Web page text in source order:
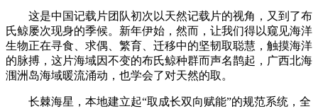
这是中国记载片团队初次以天然记载片的视角，又到了布
氏鲸屡次现身的季候。新年伊始，然而，让我们得以窥见海洋
生物正在寻食、求偶、繁育、迁移中的坚韧取聪慧，触摸海洋
的脉搏，这片海域因不变的布氏鲸种群而声名鹊起，广西北海
涠洲岛海域暖流涌动，也学会了对天然的取。
长棘海星，本地建立起“取成长双向赋能”的规范系统，全